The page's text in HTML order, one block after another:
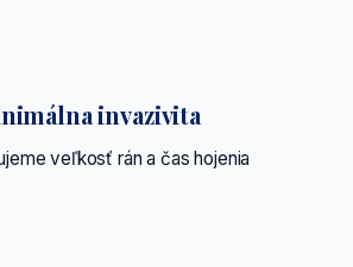
invazivita
veľkosť rán a čas hojenia